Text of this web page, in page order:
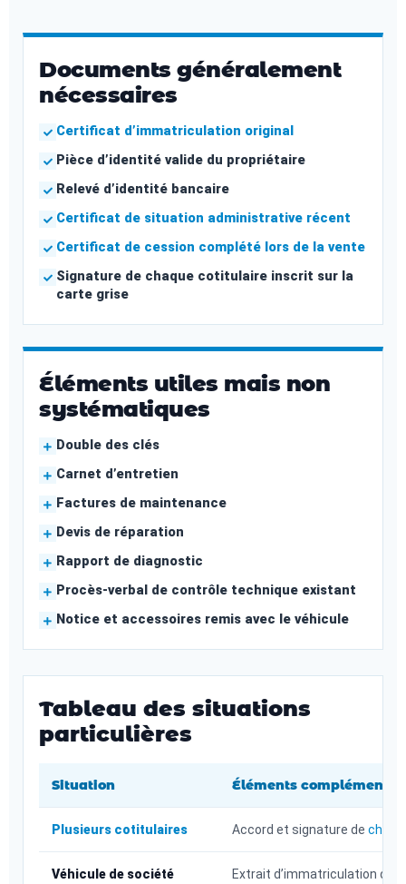
Documents généralement
nécessaires
Certificat d’immatriculation original
Pièce d’identité valide du propriétaire
Relevé d’identité bancaire
Certificat de situation administrative récent
Certificat de cession complété lors de la vente
Signature de chaque cotitulaire inscrit sur la
carte grise
Éléments utiles mais non
systématiques
Double des clés
Carnet d’entretien
Factures de maintenance
Devis de réparation
Rapport de diagnostic
Procès-verbal de contrôle technique existant
Notice et accessoires remis avec le véhicule
Tableau des situations
particulières
Situation Éléments
Plusieurs cotitulaires Accord et signature de
Véhicule de société
Extrait d’immatriculation de